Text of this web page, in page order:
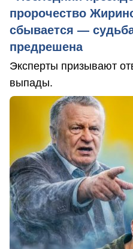
пророчество
сбывается —
предрешена
Эксперты призывают
выпады.